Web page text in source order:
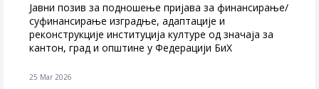
Јавни позив за подношење пријава за финансирање/
суфинансирање изградње, адаптације и
реконструкције институција културе од значаја за
кантон, град и општине у Федерацији БиХ
25 Mar 2026